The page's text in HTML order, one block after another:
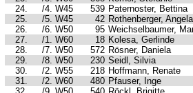
24.
/4. W45 539 Paternoster, Bettina
25.
/5. W45 42 Rothenberger, Angela
26.
/6. W50 95 Weichselbaumer,
27.
/1. W60 18 Kolesa, Gerlinde
28.
/7. W50 572 Rösner, Daniela
29.
/8. W50 230 Seidl, Silvia
30.
/2. W55 218 Hoffmann, Renate
31.
/2. W60 480 Pfauser, Inge